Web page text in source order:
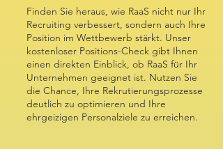
Finden Sie heraus, wie RaaS nicht nur Ihr
Recruiting verbessert, sondern auch Ihre
Position im Wettbewerb stärkt. Unser
kostenloser Positions-Check gibt Ihnen
einen direkten Einblick, ob RaaS für Ihr
Unternehmen geeignet ist. Nutzen Sie
die Chance, Ihre Rekrutierungsprozesse
deutlich zu optimieren und Ihre
ehrgeizigen Personalziele zu erreichen.